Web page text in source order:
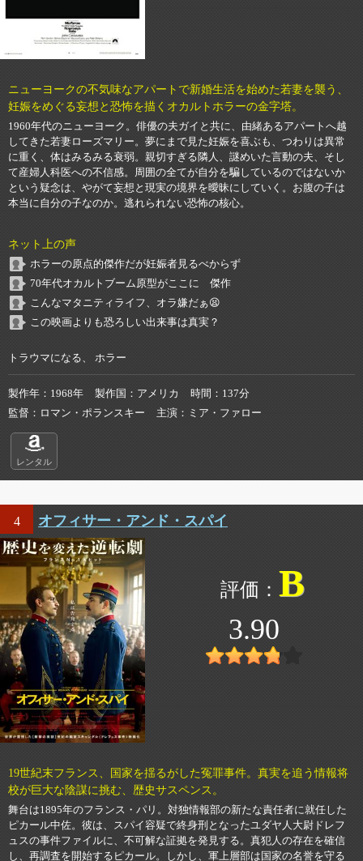
ニューヨークの不気味なアパートで新婚生活を始めた若妻を襲う、
妊娠をめぐる妄想と恐怖を描くオカルトホラーの金字塔。
1960年代のニューヨーク。俳優の夫ガイと共に、由緒あるアパートへ越
してきた若妻ローズマリー。夢にまで見た妊娠を喜ぶも、つわりは異常
に重く、体はみるみる衰弱。親切すぎる隣人、謎めいた言動の夫、そし
て産婦人科医への不信感。周囲の全てが自分を騙しているのではないか
という疑念は、やがて妄想と現実の境界を曖昧にしていく。お腹の子は
本当に自分の子なのか。逃れられない恐怖の核心。
ネット上の声
ホラーの原点的傑作だが妊娠者見るべからず
70年代オカルトブーム原型がここに 傑作
こんなマタニティライフ、オラ嫌だぁ😫
この映画よりも恐ろしい出来事は真実？
トラウマになる、 ホラー
製作年 1968年 製作国 アメリカ 時間
137分
監督
ロマン・ポランスキー 主演 ミア・ファロー
レンタル
4 オフィサー・アンド・スパイ
B
3.90
19世紀末フランス、国家を揺るがした冤罪事件。真実を追う情報将
校が巨大な陰謀に挑む、歴史サスペンス。
舞台は1895年のフランス・パリ。対独情報部の新たな責任者に就任した
ピカール中佐。彼は、スパイ容疑で終身刑となったユダヤ人大尉ドレフ
ュスの事件ファイルに、不可解な証拠を発見する。真犯人の存在を確信
し、再調査を開始するピカール。しかし、軍上層部は国家の名誉を守る